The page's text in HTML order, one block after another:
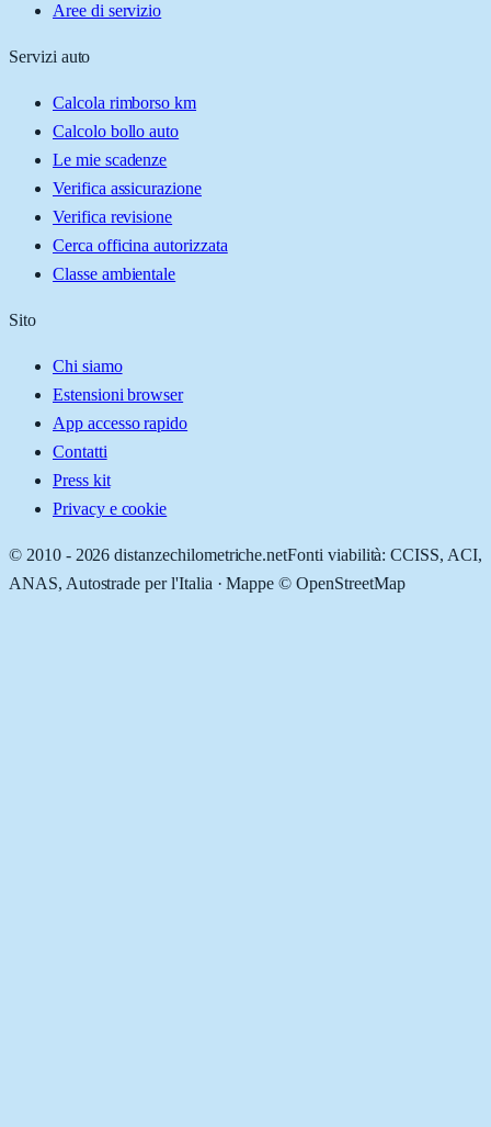
Aree di servizio
Servizi auto
Calcola rimborso km
Calcolo bollo auto
Le mie scadenze
Verifica assicurazione
Verifica revisione
Cerca officina autorizzata
Classe ambientale
Sito
Chi siamo
Estensioni browser
App accesso rapido
Contatti
Press kit
Privacy e cookie
© 2010 - 2026 distanzechilometriche.netFonti viabilità: CCISS, ACI,
ANAS, Autostrade per l'Italia · Mappe © OpenStreetMap